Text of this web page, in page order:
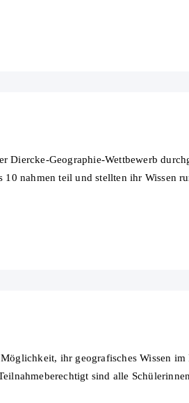
Diercke-Geographie-Wettbewerb
10 nahmen teil und stellten ihr Wissen
ihr geografisches Wissen im
sind alle